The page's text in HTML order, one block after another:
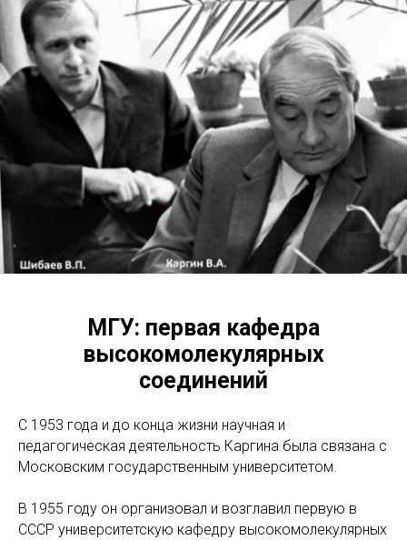
МГУ: первая кафедра
высокомолекулярных
соединений
С 1953 года и до конца жизни научная и
педагогическая деятельность Каргина была связана с
Московским государственным университетом.
В 1955 году он организовал и возглавил первую в
СССР университетскую кафедру высокомолекулярных